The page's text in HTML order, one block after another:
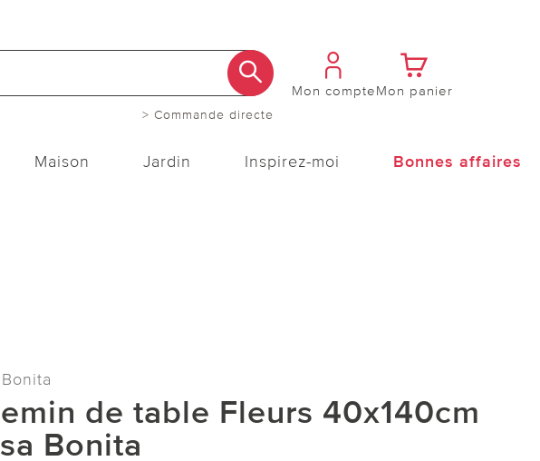
> Commande directe
Mon compteMon panier
Maison Jardin Inspirez-moi Bonnes affaires
de table Fleurs 40x140cm
Bonita